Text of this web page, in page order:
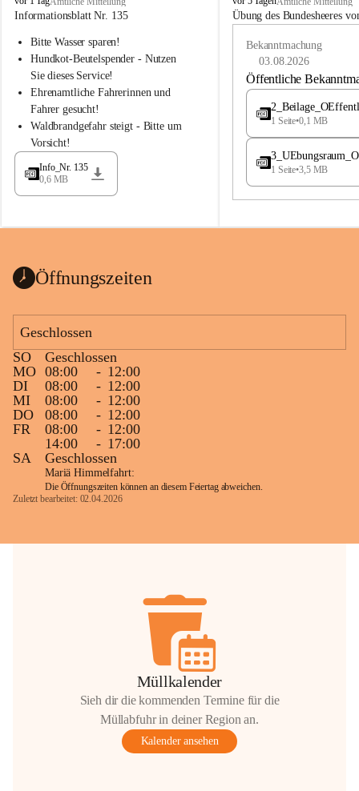
u
h
a
d
l
a
Informationsblatt Nr. 135
Bitte Wasser sparen!
Hundkot-Beutelspender - Nutzen
Sie dieses Service!
Ehrenamtliche Fahrerinnen und
Fahrer gesucht!
Waldbrandgefahr steigt - Bitte um
Vorsicht!
Info_Nr. 135
0,6 MB
u
e
a
Übung des Bundesheeres
Bekanntmachung
03.08.2026
Öffentliche
1 Seite•0,1 MB
1 Seite•3,5 MB
Öffnungszeiten
Geschlossen
SO
Geschlossen
MO 08:00 - 12:00
DI
08:00 - 12:00
MI
08:00 - 12:00
DO
08:00 - 12:00
FR
08:00 - 12:00
14:00
- 17:00
SA
Geschlossen
Mariä Himmelfahrt:
Die Öffnungszeiten können an diesem Feiertag abweichen.
Zuletzt bearbeitet: 02.04.2026
Müllkalender
Sieh dir die kommenden Termine für die
Müllabfuhr in deiner Region an.
Kalender ansehen